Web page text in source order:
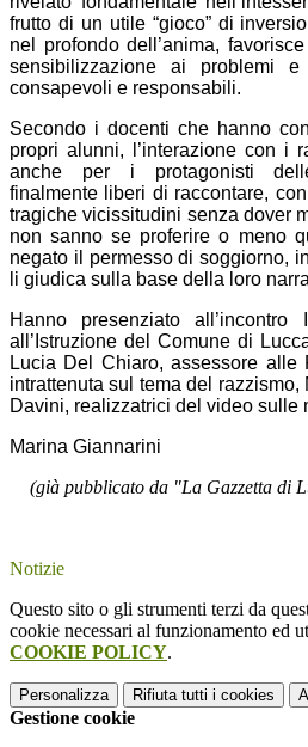
frutto di un utile “gioco” di
nel profondo dell’anima, favorisce
sensibilizzazione ai problemi
consapevoli e responsabili.
Secondo i docenti che hanno
propri alunni,
l’interazione con i
anche per i protagonisti
finalmente liberi di raccontare,
tragichevicissitudini senza dover
non sanno se proferire o meno
negato il permesso di soggiorno,
li giudica sulla base della loro
Hanno presenziato all’incontro
all’Istruzione del Comune di
Lucia Del Chiaro, assessore
intrattenuta sul tema del
Davini, realizzatrici del video sulle
Marina Giannarini
(già pubblicato da "La Gazzetta di
Notizie
Questo sito o gli strumenti terzi da
cookie necessari al funzionamento ed
COOKIE POLICY.
Personalizza Rifiuta tutti i cookies
Gestione cookie